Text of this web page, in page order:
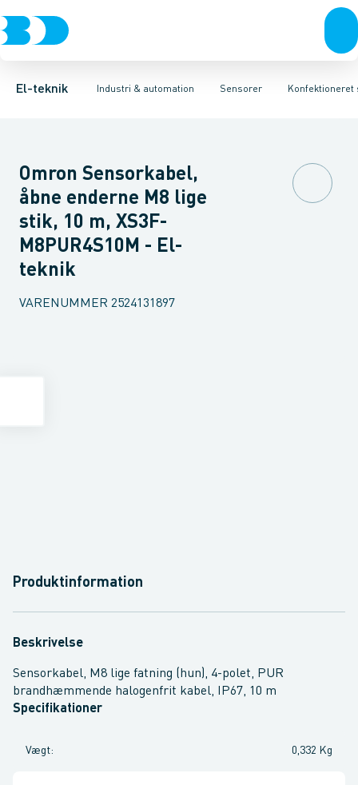
El-teknik Industri & automation
Afbrydere, stikkontakter & lampeudtagForgreningsmateriel
Sensorer
Industristiksystemer Frekvensomformere og softstartere
Trykafbryder Induktiv aftasterEnvejs lysgitter
Omron Sensorkabel,
åbne enderne M8 lige
stik, 10 m, XS3F-
M8PUR4S10M - El-
teknik
VARENUMMER 2524131897
Produktinformation
Beskrivelse
Sensorkabel, M8 lige fatning (hun), 4-polet, PUR
brandhæmmende halogenfrit kabel, IP67, 10 m
Specifikationer
Vægt: 0,332 Kg